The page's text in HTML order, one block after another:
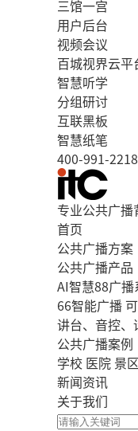
三馆一宫
用户后台
视频会议
百城视界云平
智慧听学
分组研讨
互联黑板
智慧纸笔
400-991-2218
专业公共广
首页
公共广播方案
公共广播产品
AI智慧88广播
66智能广播
讲台、音控、
公共广播案例
学校 医院 景区
新闻资讯
关于我们